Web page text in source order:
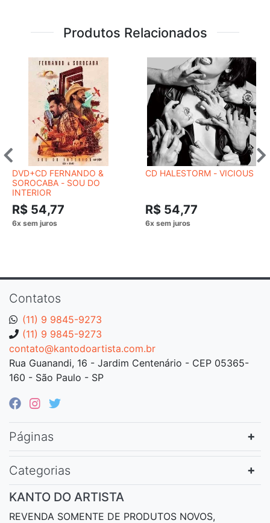
Produtos Relacionados
DVD+CD FERNANDO &
SOROCABA - SOU DO
INTERIOR
R$ 54,77
CD HALESTORM - VICIOUS
R$ 54,77
Contatos
(11) 9 9845-9273
(11) 9 9845-9273
contato@kantodoartista.com.br
Rua Guanandi, 16 - Jardim Centenário - CEP 05365-
160 - São Paulo - SP
Páginas
Categorias
KANTO DO ARTISTA
REVENDA SOMENTE DE PRODUTOS NOVOS,